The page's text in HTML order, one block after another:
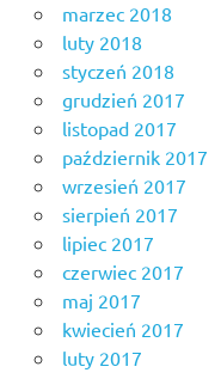
marzec 2018
luty 2018
styczeń 2018
grudzień 2017
listopad 2017
październik 2017
wrzesień 2017
sierpień 2017
lipiec 2017
czerwiec 2017
maj 2017
kwiecień 2017
luty 2017